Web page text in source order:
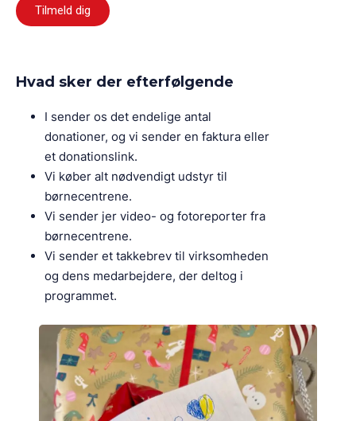
Tilmeld dig
Hvad sker der efterfølgende
I sender os det endelige antal
donationer, og vi sender en faktura eller
et donationslink.
Vi køber alt nødvendigt udstyr til
børnecentrene.
Vi sender jer video- og fotoreporter fra
børnecentrene.
Vi sender et takkebrev til virksomheden
og dens medarbejdere, der deltog i
programmet.